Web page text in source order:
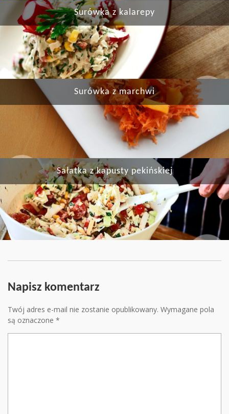
Surówka z kalarepy
Surówka z marchwi
Sałatka z kapusty pekińskiej
Napisz komentarz
Twój adres e-mail nie zostanie opublikowany. Wymagane pola
są oznaczone *